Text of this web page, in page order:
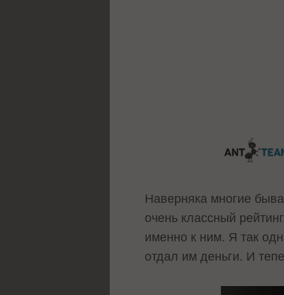
Наверняка многие
очень классный
именно к ним. Я так
отдал им деньги. И